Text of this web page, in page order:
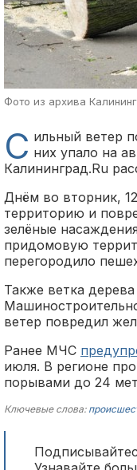
Фото из архива
С ильный ветер
них упало на
Калининград.Ru
Днём во вторник,
территорию и
зелёные
придомовую
перегородило
Также ветка
ветер повредил
Ранее МЧС
июля. В регионе
порывами до 24
Ключевые слова: